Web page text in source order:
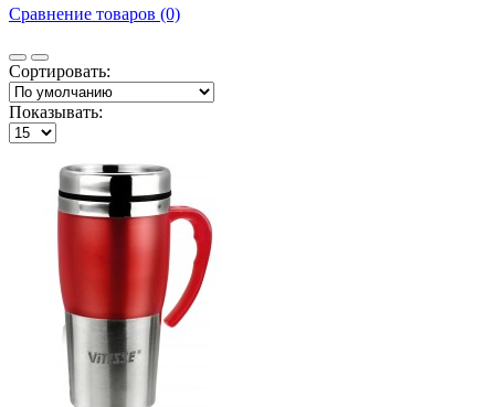
Сравнение товаров (0)
Сортировать:
Показывать: